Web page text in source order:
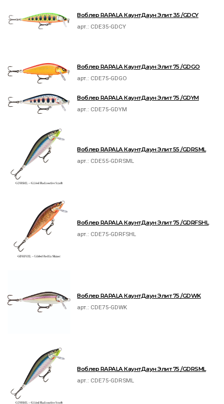
Воблер RAPALA КаунтДаун Элит 35 /GDCY
арт.: CDE35-GDCY
Воблер RAPALA КаунтДаун Элит 75 /GDGO
арт.: CDE75-GDGO
Воблер RAPALA КаунтДаун Элит 75 /GDYM
арт.: CDE75-GDYM
Воблер RAPALA КаунтДаун Элит 55 /GDRSML
арт.: CDE55-GDRSML
Воблер RAPALA КаунтДаун Элит 75 /GDRFSHL
арт.: CDE75-GDRFSHL
Воблер RAPALA КаунтДаун Элит 75 /GDWK
арт.: CDE75-GDWK
Воблер RAPALA КаунтДаун Элит 75 /GDRSML
арт.: CDE75-GDRSML